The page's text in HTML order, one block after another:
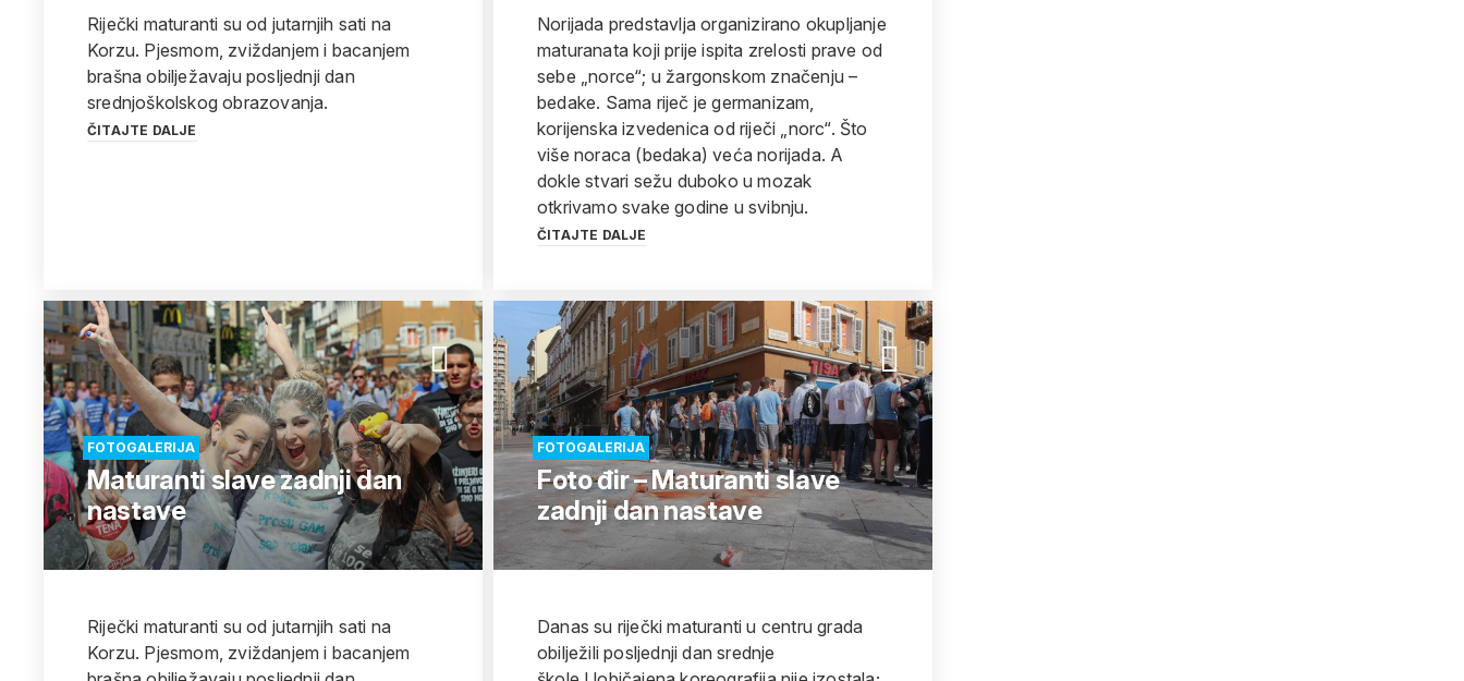
Riječki maturanti su od jutarnjih sati na
Korzu. Pjesmom, zviždanjem i bacanjem
brašna obilježavaju posljednji dan
srednjoškolskog obrazovanja.
ČITAJTE DALJE
Norijada predstavlja organizirano okupljanje
maturanata koji prije ispita zrelosti prave od
sebe „norce“; u žargonskom značenju –
bedake. Sama riječ je germanizam,
korijenska izvedenica od riječi „norc“. Što
više noraca (bedaka) veća norijada. A
dokle stvari sežu duboko u mozak
otkrivamo svake godine u svibnju.
ČITAJTE DALJE
FOTOGALERIJA
Maturanti slave zadnji dan
nastave
Riječki maturanti su od jutarnjih sati na
Korzu. Pjesmom, zviždanjem i bacanjem
FOTOGALERIJA
Foto đir – Maturanti slave
zadnji dan nastave
Danas su riječki maturanti u centru grada
obilježili posljednji dan srednje